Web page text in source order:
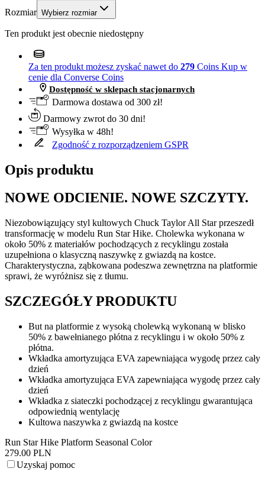
Rozmiar Wybierz rozmiar
Ten produkt jest obecnie niedostępny
Za ten produkt możesz zyskać nawet do 279 Coins Kup w
cenie dla Converse Coins
Dostępność w sklepach stacjonarnych
Darmowa dostawa od 300 zł!
Darmowy zwrot do 30 dni!
Wysyłka w 48h!
Zgodność z rozporządzeniem GSPR
Opis produktu
NOWE ODCIENIE. NOWE SZCZYTY.
Niezobowiązujący styl kultowych Chuck Taylor All Star przeszedł
transformację w modelu Run Star Hike. Cholewka wykonana w
około 50% z materiałów pochodzących z recyklingu została
uzupełniona o klasyczną naszywkę z gwiazdą na kostce.
Charakterystyczna, ząbkowana podeszwa zewnętrzna na platformie
sprawi, że wyróżnisz się z tłumu.
SZCZEGÓŁY PRODUKTU
But na platformie z wysoką cholewką wykonaną w blisko
50% z bawełnianego płótna z recyklingu i w około 50% z
płótna.
Wkładka amortyzująca EVA zapewniająca wygodę przez cały
dzień
Wkładka amortyzująca EVA zapewniająca wygodę przez cały
dzień
Wkładka z siateczki pochodzącej z recyklingu gwarantująca
odpowiednią wentylację
Kultowa naszywka z gwiazdą na kostce
Run Star Hike Platform Seasonal Color
279.00 PLN
Uzyskaj pomoc